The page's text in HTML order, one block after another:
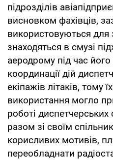
підрозділів
висновком фахівців,
використовуються для
знаходяться в смузі
аеродрому під час
координації дій
екіпажів літаків, тому
використання могло
роботі
разом зі своїм
корисливих мотивів,
переобладнати